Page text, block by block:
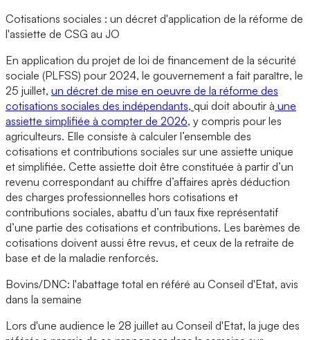
Cotisations sociales : un décret d'application de la réforme de
l'assiette de CSG au JO
En application du projet de loi de financement de la sécurité
sociale (PLFSS) pour 2024, le gouvernement a fait paraître, le
25 juillet, un décret de mise en oeuvre de la réforme des
cotisations sociales des indépendants, qui doit aboutir à une
assiette simplifiée à compter de 2026, y compris pour les
agriculteurs. Elle consiste à calculer l’ensemble des
cotisations et contributions sociales sur une assiette unique
et simplifiée. Cette assiette doit être constituée à partir d’un
revenu correspondant au chiffre d’affaires après déduction
des charges professionnelles hors cotisations et
contributions sociales, abattu d’un taux fixe représentatif
d’une partie des cotisations et contributions. Les barèmes de
cotisations doivent aussi être revus, et ceux de la retraite de
base et de la maladie renforcés.
Bovins/DNC: l'abattage total en référé au Conseil d'Etat, avis
dans la semaine
Lors d'une audience le 28 juillet au Conseil d'Etat, la juge des